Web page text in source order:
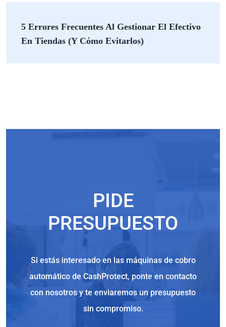
5 Errores Frecuentes Al Gestionar El Efectivo
En Tiendas (y Cómo Evitarlos)
PIDE
PRESUPUESTO
Si estás interesado en las máquinas de cobro
automático de CashProtect, ponte en contacto
con nosotros y te enviaremos un presupuesto
sin compromiso.